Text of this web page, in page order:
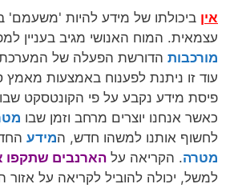
אין ביכולתו של מידע להיות 'משעמם'
עצמאית. המוח האנושי מגיב בעניין
מורכבות הדורשת הפעלה של המערכת
עוד זו ניתנת לפענוח באמצעות מאמץ
פיסת מידע נקבע על פי הקונטסקט
כאשר אנחנו יוצרים מרחב וזמן שבו
לחשוף אותנו למשהו חדש, המידע
מטרה. הקריאה על הארנבים שתקפו
למשל, יכולה להוביל לקריאה על